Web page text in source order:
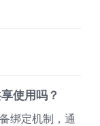
使用吗？
绑定机制，通